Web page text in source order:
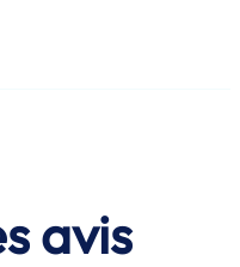
avis